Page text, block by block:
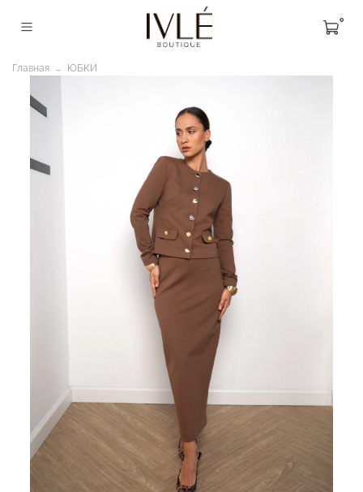
0
Главная ЮБКИ